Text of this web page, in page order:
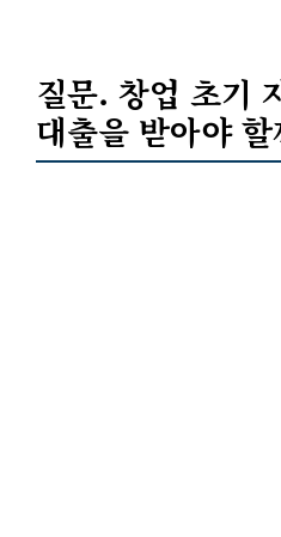
질문. 창업 초기
대출을 받아야 할